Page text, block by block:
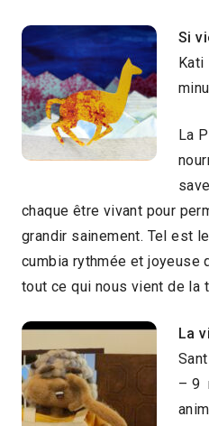
Si
Kati
La
chaque être vivant pour
grandir sainement. Tel est
cumbia rythmée et joyeuse
tout ce qui nous vient de la
La
– 9